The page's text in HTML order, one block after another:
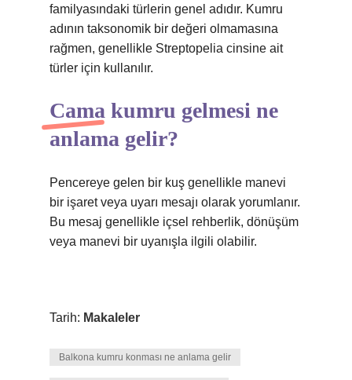
familyasındaki türlerin genel adıdır. Kumru
adının taksonomik bir değeri olmamasına
rağmen, genellikle Streptopelia cinsine ait
türler için kullanılır.
Cama kumru gelmesi ne
anlama gelir?
Pencereye gelen bir kuş genellikle manevi
bir işaret veya uyarı mesajı olarak yorumlanır.
Bu mesaj genellikle içsel rehberlik, dönüşüm
veya manevi bir uyanışla ilgili olabilir.
Tarih: Makaleler
Balkona kumru konması ne anlama gelir